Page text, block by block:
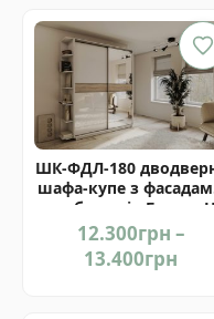
ШК-ФДЛ-180
шафа-купе з
лакобель від Гарант
12.300грн –
13.400грн